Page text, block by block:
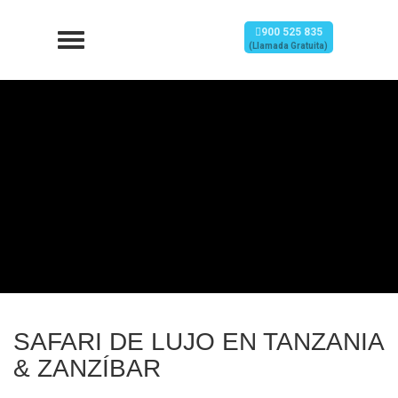
900 525 835
(Llamada Gratuita)
SAFARI DE LUJO EN TANZANIA
& ZANZÍBAR